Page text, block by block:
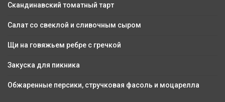
Скандинавский томатный тарт
Салат со свеклой и сливочным сыром
Щи на говяжьем ребре с гречкой
Закуска для пикника
Обжаренные персики, стручковая фасоль и моцарелла